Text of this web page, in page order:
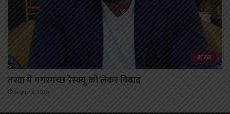
कोरबा
तरदा में मगरमच्छ रेस्क्यू को लेकर विवाद
August 8, 2026